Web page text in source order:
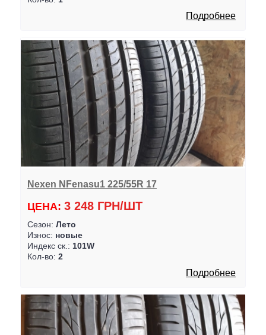
Подробнее
Nexen NFenasu1 225/55R 17
ЦЕНА: 3 248 ГРН/ШТ
Сезон: Лето
Износ: новые
Индекс ск.: 101W
Кол-во: 2
Подробнее